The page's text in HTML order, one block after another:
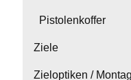
Pistolenkoffer
Ziele
Zieloptiken /